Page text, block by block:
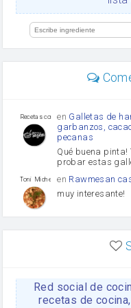
limón
Recetas con sazon
en Galletas de
garbanzos,
pecanas
Qué buena pinta!
probar estas
Toni Michel Caubet
en Rawmesan
muy interesante!
enLasaña
HOJALDROSA TV
enGachas de la
Rosa
Red social de
recetas de